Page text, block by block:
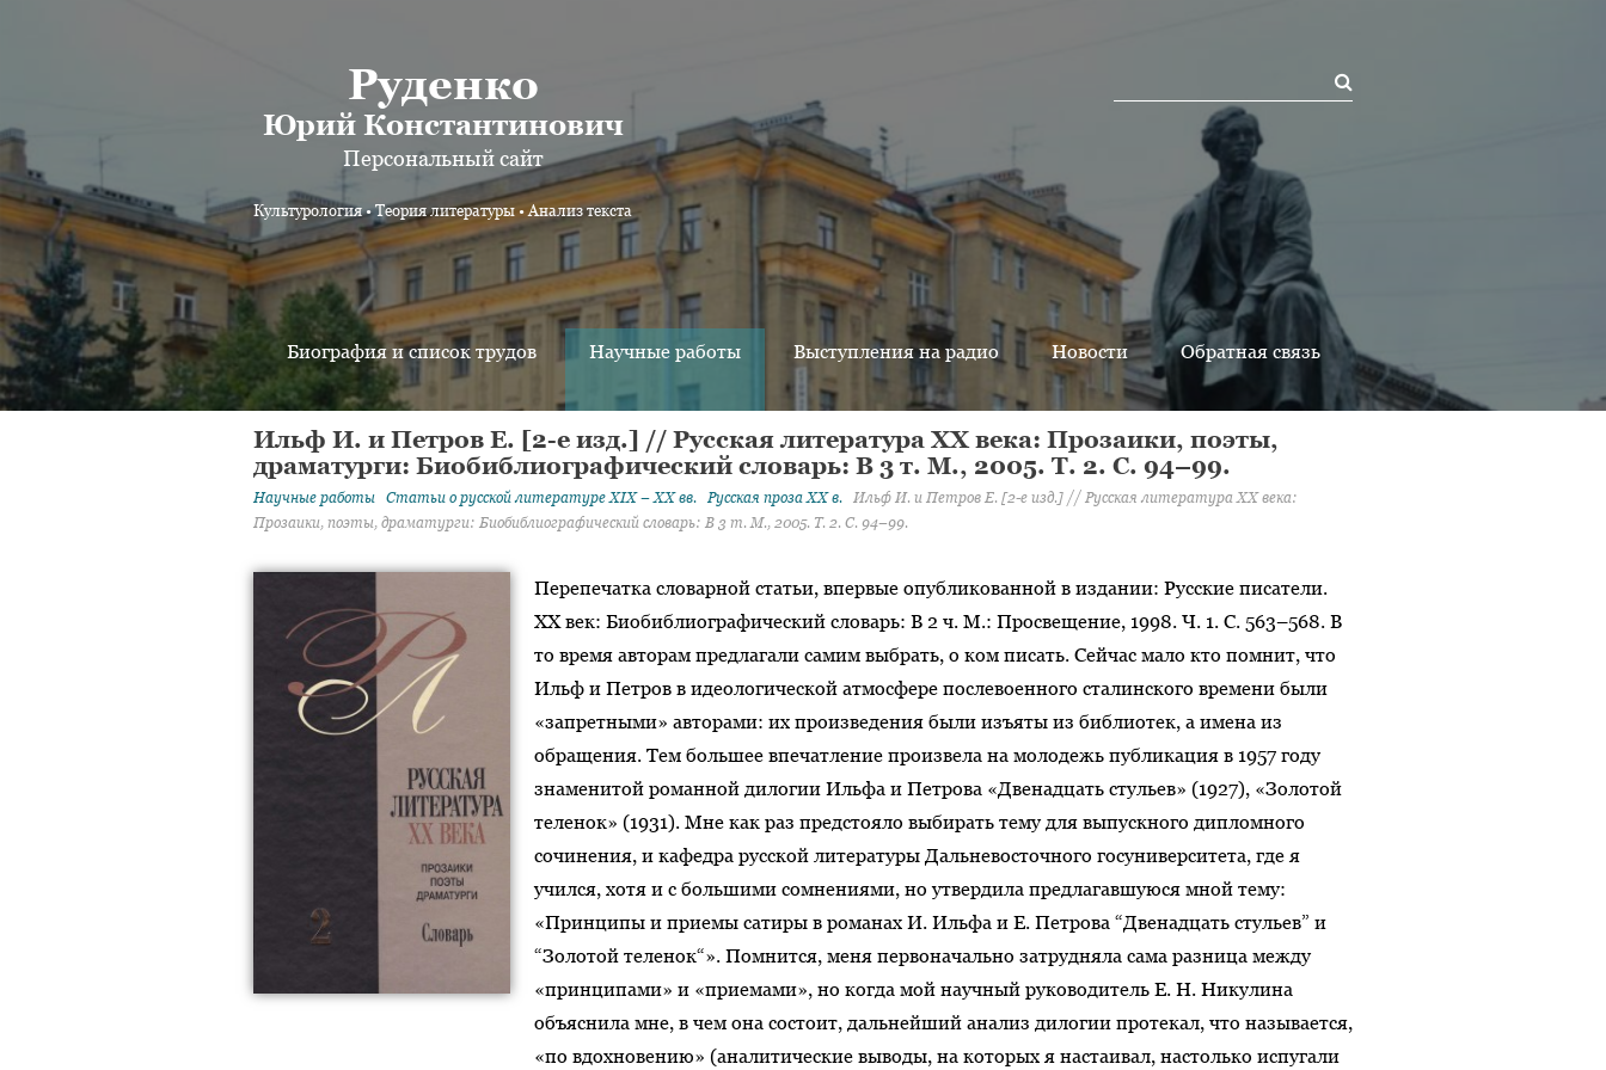
Руденко
Юрий Константинович
Персональный сайт
Культурология • Теория литературы • Анализ текста
Биография и список трудов Научные работы Выступления на радио Новости Обратная связь
Ильф И. и Петров Е. [2-е изд.] // Русская литература ХХ века: Прозаики, поэты,
драматурги: Биобиблиографический словарь: В 3 т. М., 2005. Т. 2. С. 94–99.
Научные работы Статьи о русской литературе XIX – XX вв. Русская проза XX в. Ильф И. и Петров Е. [2-е изд.] // Русская литература ХХ века:
Прозаики, поэты, драматурги: Биобиблиографический словарь: В 3 т. М., 2005. Т. 2. С. 94–99.
Перепечатка словарной статьи, впервые опубликованной в издании: Русские писатели.
ХХ век: Биобиблиографический словарь: В 2 ч. М.: Просвещение, 1998. Ч. 1. С. 563–568. В
то время авторам предлагали самим выбрать, о ком писать. Сейчас мало кто помнит, что
Ильф и Петров в идеологической атмосфере послевоенного сталинского времени были
«запретными» авторами: их произведения были изъяты из библиотек, а имена из
обращения. Тем большее впечатление произвела на молодежь публикация в 1957 году
знаменитой романной дилогии Ильфа и Петрова «Двенадцать стульев» (1927), «Золотой
теленок» (1931). Мне как раз предстояло выбирать тему для выпускного дипломного
сочинения, и кафедра русской литературы Дальневосточного госуниверситета, где я
учился, хотя и с большими сомнениями, но утвердила предлагавшуюся мной тему:
«Принципы и приемы сатиры в романах И. Ильфа и Е. Петрова “Двенадцать стульев” и
“Золотой теленок“». Помнится, меня первоначально затрудняла сама разница между
«принципами» и «приемами», но когда мой научный руководитель Е. Н. Никулина
объяснила мне, в чем она состоит, дальнейший анализ дилогии протекал, что называется,
«по вдохновению» (аналитические выводы, на которых я настаивал, настолько испугали